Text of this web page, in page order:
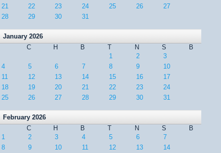
21
22 23 24 25 26
27
28
29 30 31
January 2026
C
H B T N S
B
1
2
3
4
5 6 7 8 9
10
11
12 13 14 15 16
17
18
19 20 21 22 23
24
25
26 27 28 29 30 31
February 2026
C
H B T N S
B
1
2 3 4 5 6
7
8
9 10 11 12 13
14